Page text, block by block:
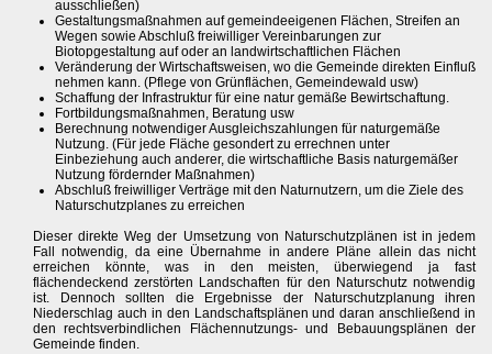
ausschließen)
Gestaltungsmaßnahmen auf gemeindeeigenen Flächen, Streifen an
Wegen sowie Abschluß freiwilliger Vereinbarungen zur
Biotopgestaltung auf oder an landwirtschaftlichen Flächen
Veränderung der Wirtschaftsweisen, wo die Gemeinde direkten Einfluß
nehmen kann. (Pflege von Grünflächen, Gemeindewald usw)
Schaffung der Infrastruktur für eine natur gemäße Bewirtschaftung.
Fortbildungsmaßnahmen, Beratung usw
Berechnung notwendiger Ausgleichszahlungen für naturgemäße
Nutzung. (Für jede Fläche gesondert zu errechnen unter
Einbeziehung auch anderer, die wirtschaftliche Basis naturgemäßer
Nutzung fördernder Maßnahmen)
Abschluß freiwilliger Verträge mit den Naturnutzern, um die Ziele des
Naturschutzplanes zu erreichen
Dieser direkte Weg der Umsetzung von Naturschutzplänen ist in jedem
Fall notwendig, da eine Übernahme in andere Pläne allein das nicht
erreichen könnte, was in den meisten, überwiegend ja fast
flächendeckend zerstörten Landschaften für den Naturschutz notwendig
ist. Dennoch sollten die Ergebnisse der Naturschutzplanung ihren
Niederschlag auch in den Landschaftsplänen und daran anschließend in
den rechtsverbindlichen Flächennutzungs- und Bebauungsplänen der
Gemeinde finden.